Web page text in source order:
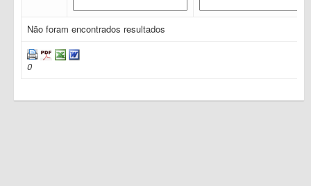
Não foram encontrados resultados
0